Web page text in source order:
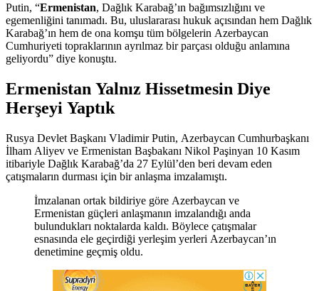
Putin, “Ermenistan, Dağlık Karabağ’ın bağımsızlığını ve
egemenliğini tanımadı. Bu, uluslararası hukuk açısından hem Dağlık
Karabağ’ın hem de ona komşu tüm bölgelerin Azerbaycan
Cumhuriyeti topraklarının ayrılmaz bir parçası olduğu anlamına
geliyordu” diye konuştu.
Ermenistan Yalnız Hissetmesin Diye
Herşeyi Yaptık
Rusya Devlet Başkanı Vladimir Putin, Azerbaycan Cumhurbaşkanı
İlham Aliyev ve Ermenistan Başbakanı Nikol Paşinyan 10 Kasım
itibariyle Dağlık Karabağ’da 27 Eylül’den beri devam eden
çatışmaların durması için bir anlaşma imzalamıştı.
İmzalanan ortak bildiriye göre Azerbaycan ve
Ermenistan güçleri anlaşmanın imzalandığı anda
bulundukları noktalarda kaldı. Böylece çatışmalar
esnasında ele geçirdiği yerleşim yerleri Azerbaycan’ın
denetimine geçmiş oldu.